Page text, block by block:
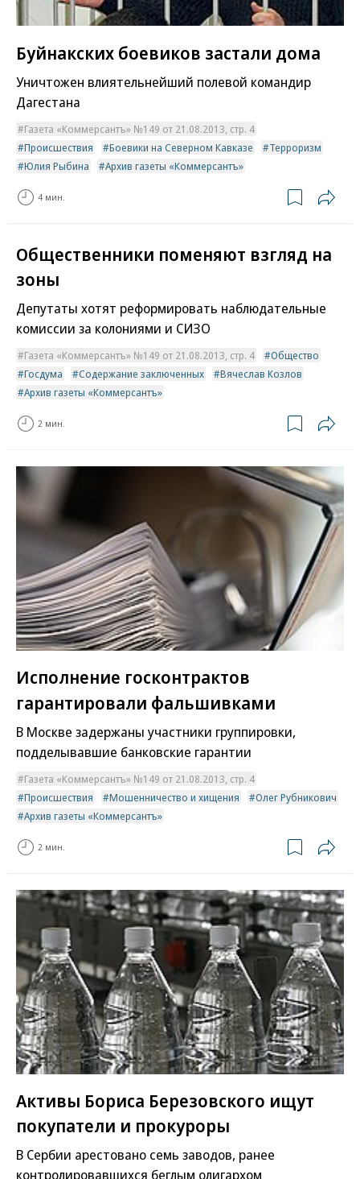
Буйнакских боевиков застали дома
Уничтожен влиятельнейший полевой командир
Дагестана
Газета «Коммерсантъ» №149 от 21.08.2013, стр. 4
Происшествия
Боевики на Северном Кавказе
Терроризм
Юлия Рыбина
Архив газеты «Коммерсантъ»
4 мин.
Общественники поменяют взгляд на
зоны
Депутаты хотят реформировать наблюдательные
комиссии за колониями и СИЗО
Газета «Коммерсантъ» №149 от 21.08.2013, стр. 4
Общество
Госдума
Содержание заключенных
Вячеслав Козлов
Архив газеты «Коммерсантъ»
2 мин.
Исполнение госконтрактов
гарантировали фальшивками
В Москве задержаны участники группировки,
подделывавшие банковские гарантии
Газета «Коммерсантъ» №149 от 21.08.2013, стр. 4
Происшествия
Мошенничество и хищения
Олег Рубникович
Архив газеты «Коммерсантъ»
2 мин.
Активы Бориса Березовского ищут
покупатели и прокуроры
В Сербии арестовано семь заводов, ранее
контролировавшихся беглым олигархом